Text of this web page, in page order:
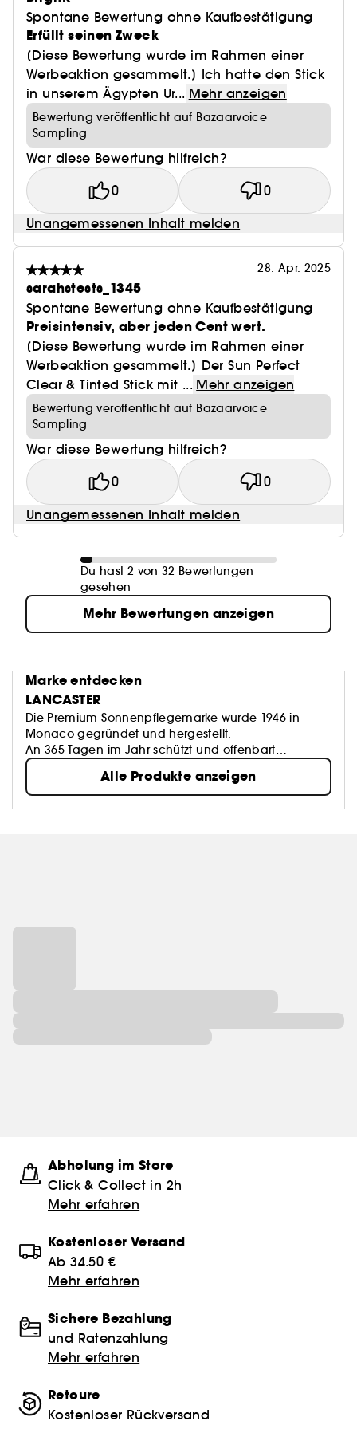
Sonneneinstrahlung ausgesetzt sind (Nase,
Wangen, Ohren, Augenkonturen und Lippen),
bietet.
82 %** erkennen, dass die Anzeichen der
Fotoalterung gelindert werden.
* Es gibt keinen Sonnenschutz, der einen
vollständigen Schutz gegen die Sonnenstrahlen
gewährleistet.
** Verbraucherstudie mit 80 Frauen nach einer 2-
wöchigen Anwendung des Sonnenpflege-Duo-
Sticks LSF50 Sun Perfect.
Spontane Bewertung ohne Kaufbestätigung
Erfüllt seinen Zweck
[Diese Bewertung wurde im Rahmen einer
Werbeaktion gesammelt.] Ich hatte den Stick
in unserem Ägypten Ur... Mehr anzeigen
Bewertung veröffentlicht auf Bazaarvoice
Sampling
War diese Bewertung hilfreich?
0 0
Unangemessenen Inhalt melden
28. Apr. 2025
sarahstests_1345
Spontane Bewertung ohne Kaufbestätigung
Preisintensiv, aber jeden Cent wert.
[Diese Bewertung wurde im Rahmen einer
Werbeaktion gesammelt.] Der Sun Perfect
Clear & Tinted Stick mit ... Mehr anzeigen
Bewertung veröffentlicht auf Bazaarvoice
Sampling
War diese Bewertung hilfreich?
0 0
Unangemessenen Inhalt melden
Du hast 2 von 32 Bewertungen
gesehen
Mehr Bewertungen anzeigen
Marke entdecken
LANCASTER
Die Premium Sonnenpflegemarke wurde 1946 in
Monaco gegründet und hergestellt.
An 365 Tagen im Jahr schützt und offenbart
Lancaster die natürliche Ausstrahlung der Haut, um
Sie einzigartig und strahlend zu machen.
Ein legendärer Glanz für eine strahlende
Weiblichkeit.
Alle Produkte anzeigen
Abholung im Store
Click & Collect in 2h
Mehr erfahren
Kostenloser Versand
Ab 34.50 €
Mehr erfahren
Sichere Bezahlung
und Ratenzahlung
Mehr erfahren
Retoure
Kostenloser Rückversand